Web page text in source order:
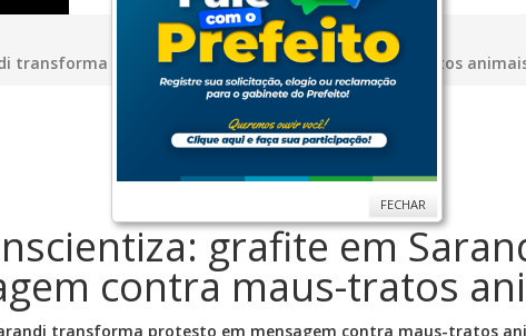
transforma protesto em mensagem contra maus-tratos
grafite em
contra maus-tratos
FECHAR